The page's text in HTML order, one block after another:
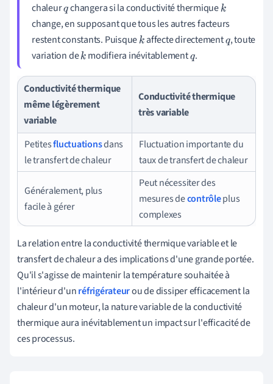
chaleurqchangera si la conductivité thermiquek
change, en supposant que tous les autres facteurs
restent constants. Puisquek affecte directementq, toute
variation dek modifiera inévitablementq.
Conductivité thermique
même légèrement
variable
Conductivité thermique
très variable
Petitesfluctuationsdans
le transfert de chaleur
Fluctuation importante du
taux de transfert de chaleur
Généralement, plus
facile à gérer
Peut nécessiter des
mesures decontrôleplus
complexes
La relation entre la conductivité thermique variable et le
transfert de chaleur a des implications d'une grande portée.
Qu'il s'agisse de maintenir la température souhaitée à
l'intérieur d'unréfrigérateurou de dissiper efficacement la
chaleur d'un moteur, la nature variable de la conductivité
thermique aura inévitablement un impact sur l'efficacité de
ces processus.